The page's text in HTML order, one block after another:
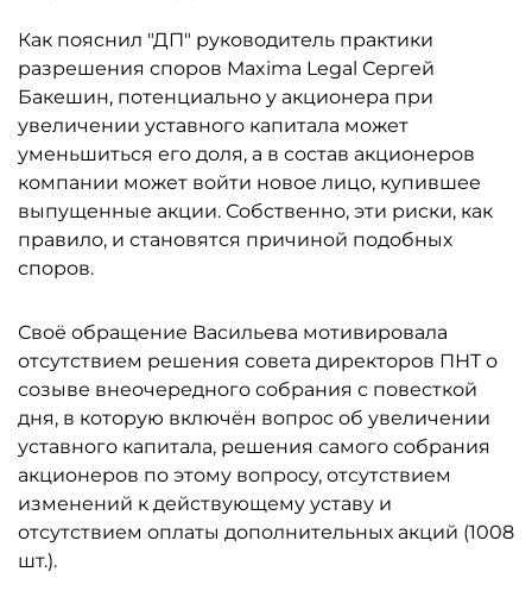
Как пояснил "ДП" руководитель практики
разрешения споров Maxima Legal Сергей
Бакешин, потенциально у акционера при
увеличении уставного капитала может
уменьшиться его доля, а в состав акционеров
компании может войти новое лицо, купившее
выпущенные акции. Собственно, эти риски, как
правило, и становятся причиной подобных
споров.
Своё обращение Васильева мотивировала
отсутствием решения совета директоров ПНТ о
созыве внеочередного собрания с повесткой
дня, в которую включён вопрос об увеличении
уставного капитала, решения самого собрания
акционеров по этому вопросу, отсутствием
изменений к действующему уставу и
отсутствием оплаты дополнительных акций (1008
шт.).